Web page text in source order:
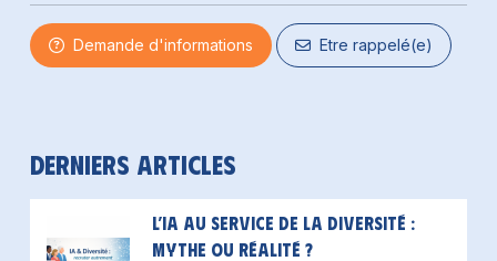
Demande d'informations Etre rappelé(e)
Derniers articles
L’IA au service de la diversité :
mythe ou réalité ?